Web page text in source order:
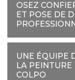
OSEZ
ET POSE DE
UNE ÉQUIPE
LA PEINTURE
COLPO